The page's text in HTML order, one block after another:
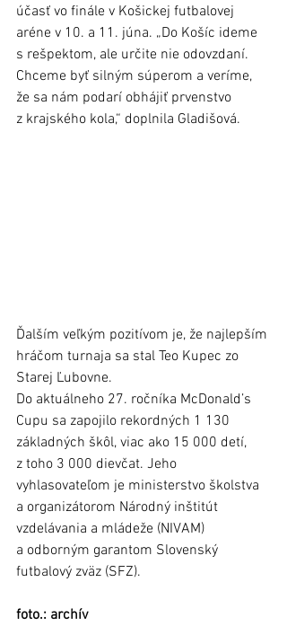
účasť vo finále v Košickej futbalovej
aréne v 10. a 11. júna. „Do Košíc ideme
s rešpektom, ale určite nie odovzdaní.
Chceme byť silným súperom a veríme,
že sa nám podarí obhájiť prvenstvo
z krajského kola,“ doplnila Gladišová.
Ďalším veľkým pozitívom je, že najlepším
hráčom turnaja sa stal Teo Kupec zo
Starej Ľubovne.
Do aktuálneho 27. ročníka McDonald’s
Cupu sa zapojilo rekordných 1 130
základných škôl, viac ako 15 000 detí,
z toho 3 000 dievčat. Jeho
vyhlasovateľom je ministerstvo školstva
a organizátorom Národný inštitút
vzdelávania a mládeže (NIVAM)
a odborným garantom Slovenský
futbalový zväz (SFZ).
foto.: archív